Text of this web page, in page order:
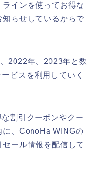
インを使ってお得な
らせしているからで
2022年、2023年と数
ビスを利用していく
割引クーポンやクー
に、ConoHa WINGの
ール情報を配信して